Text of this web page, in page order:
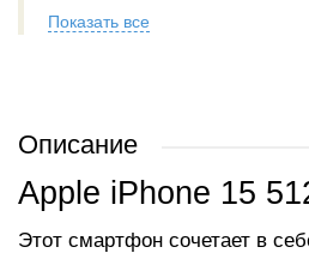
Показать все
Описание
Apple iPhone 15
Этот смартфон сочетает в